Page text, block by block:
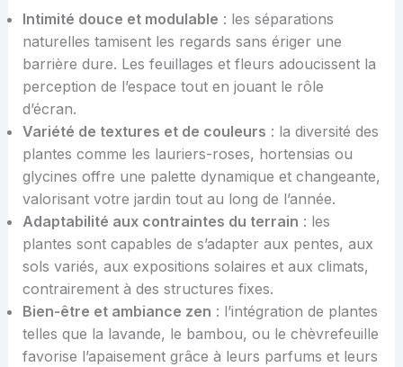
Intimité douce et modulable : les séparations
naturelles tamisent les regards sans ériger une
barrière dure. Les feuillages et fleurs adoucissent la
perception de l’espace tout en jouant le rôle
d’écran.
Variété de textures et de couleurs : la diversité des
plantes comme les lauriers-roses, hortensias ou
glycines offre une palette dynamique et changeante,
valorisant votre jardin tout au long de l’année.
Adaptabilité aux contraintes du terrain : les
plantes sont capables de s’adapter aux pentes, aux
sols variés, aux expositions solaires et aux climats,
contrairement à des structures fixes.
Bien-être et ambiance zen : l’intégration de plantes
telles que la lavande, le bambou, ou le chèvrefeuille
favorise l’apaisement grâce à leurs parfums et leurs